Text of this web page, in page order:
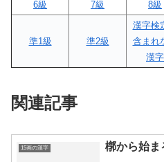
6級
7級 8級
準1級 準2級
漢字検
含まれ
漢字
関連記事
15画の漢字 槨から始ま